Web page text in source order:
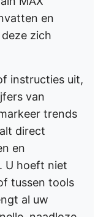
en
zich
instructies uit,
van
trends
direct
en
U hoeft niet
tussen tools
al uw